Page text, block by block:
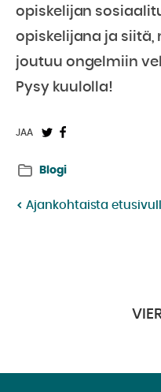
opiskelijan
opiskelijana ja siitä,
joutuu ongelmiin
Pysy kuulolla!
JAA
JaaJaa
Blogi
Ajankohtaista